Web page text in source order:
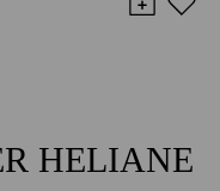
HELIANE